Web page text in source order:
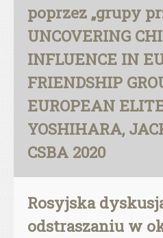
poprzez „grupy
UNCOVERING
INFLUENCE IN
FRIENDSHIP
EUROPEAN
YOSHIHARA,
CSBA 2020
Rosyjska
odstraszaniu w